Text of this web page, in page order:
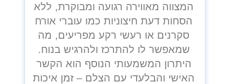
המצווה מאווירה רגועה ומבוקרת, ללא
הסחות דעת חיצוניות כמו עוברי אורח
סקרנים או רעשי רקע מפריעים, מה
שמאפשר לו להתרכז ולהרגיש בנוח.
היתרון המשמעותי הנוסף הוא הקשר
האישי והבלעדי עם הצלם – זמן איכות